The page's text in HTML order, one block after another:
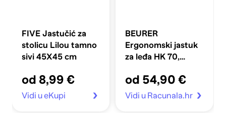
FIVE Jastučić za
stolicu Lilou tamno
sivi 45X45 cm
od 8,99 €
Vidi u eKupi
BEURER
Ergonomski jastuk
za leđa HK 70,
od 54,90 €
Vidi u Racunala.hr